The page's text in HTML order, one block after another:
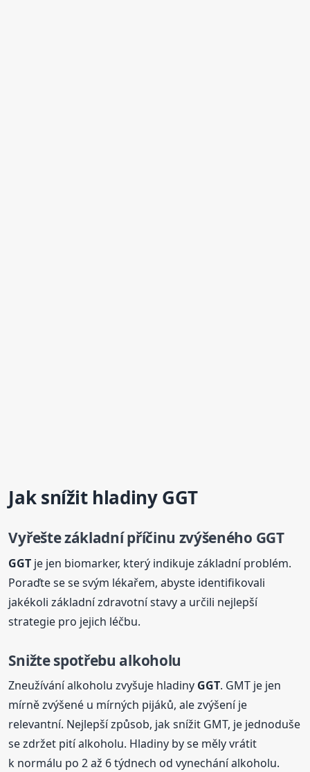
Jak snížit hladinyGGT
Vyřešte základní příčinu zvýšeného GGT
GGT je jen biomarker, který indikuje základní problém.
Poraďte se se svým lékařem, abyste identifikovali
jakékoli základní zdravotní stavy a určili nejlepší
strategie pro jejich léčbu.
Snižte spotřebu alkoholu
Zneužívání alkoholu zvyšuje hladiny GGT. GMT je jen
mírně zvýšené u mírných pijáků, ale zvýšení je
relevantní. Nejlepší způsob, jak snížit GMT, je jednoduše
se zdržet pití alkoholu. Hladiny by se měly vrátit
k normálu po 2 až 6 týdnech od vynechání alkoholu.